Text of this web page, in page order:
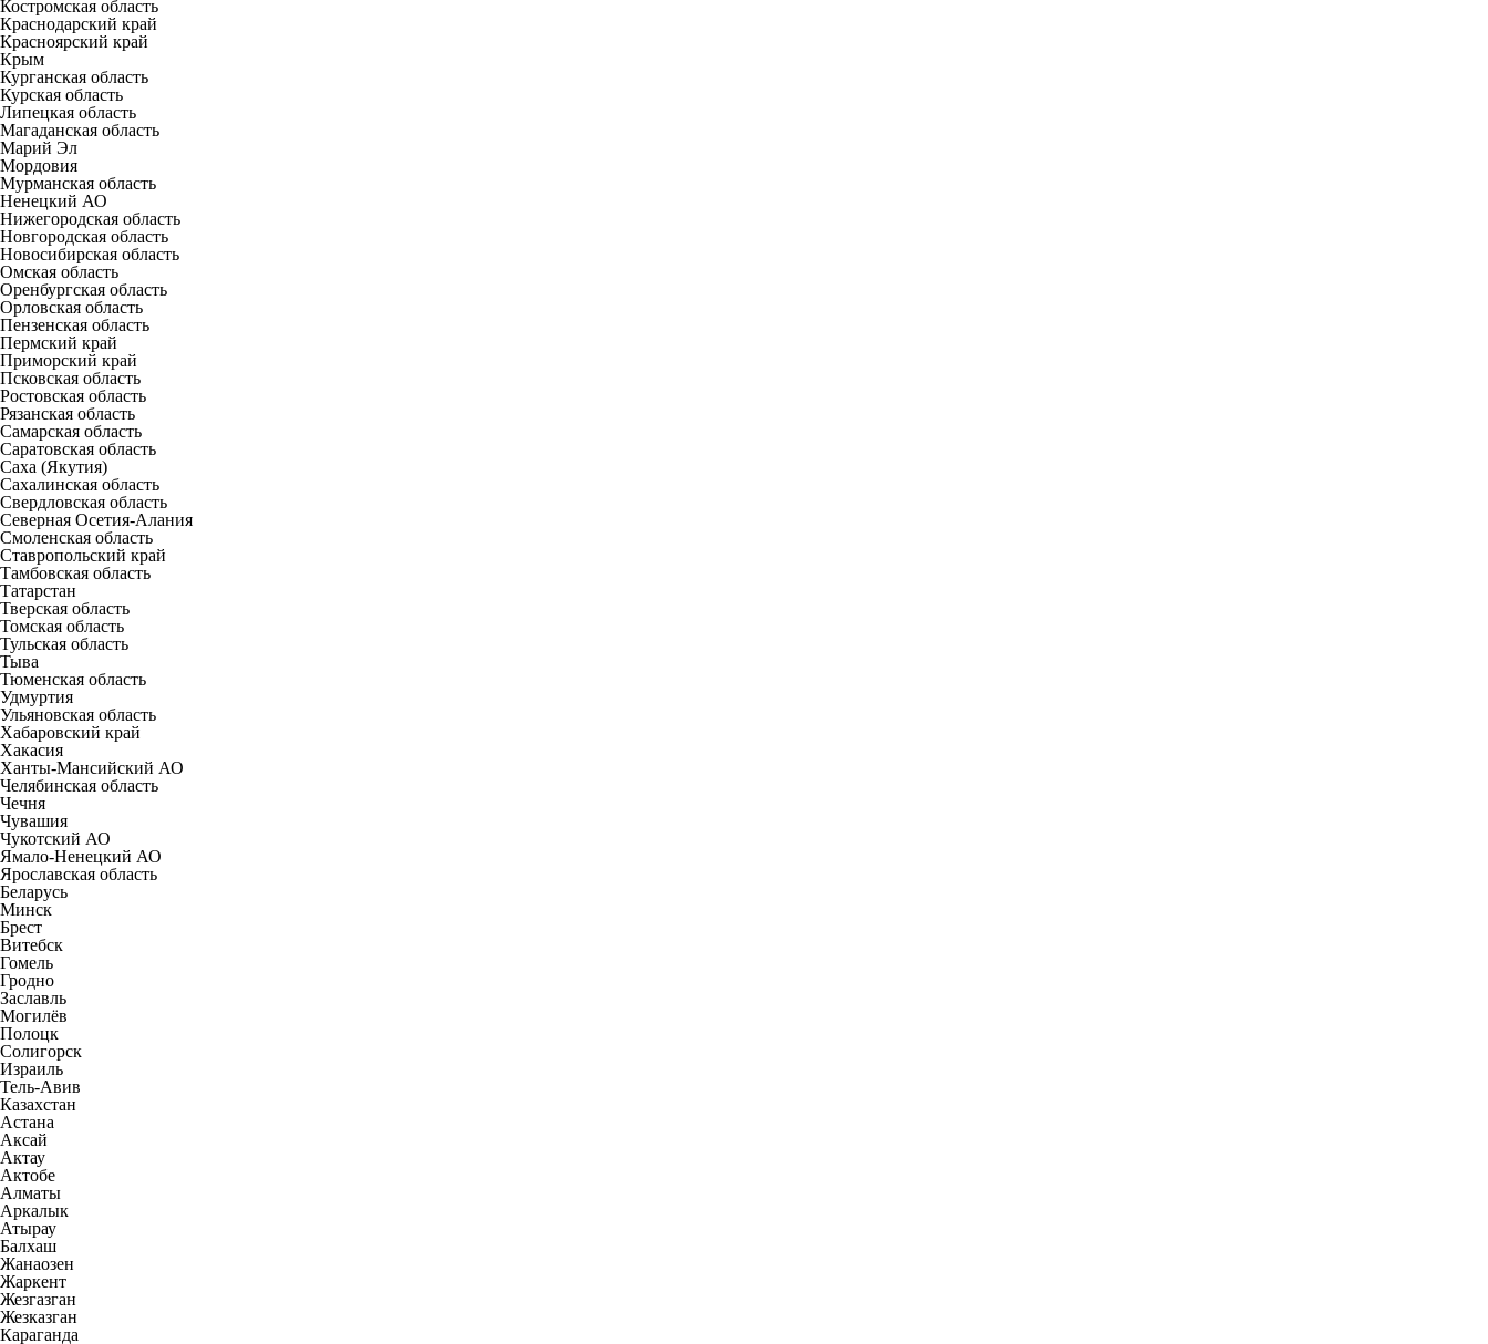
Костромская область
Краснодарский край
Красноярский край
Крым
Курганская область
Курская область
Липецкая область
Магаданская область
Марий Эл
Мордовия
Мурманская область
Ненецкий АО
Нижегородская область
Новгородская область
Новосибирская область
Омская область
Оренбургская область
Орловская область
Пензенская область
Пермский край
Приморский край
Псковская область
Ростовская область
Рязанская область
Самарская область
Саратовская область
Саха (Якутия)
Сахалинская область
Свердловская область
Северная Осетия-Алания
Смоленская область
Ставропольский край
Тамбовская область
Татарстан
Тверская область
Томская область
Тульская область
Тыва
Тюменская область
Удмуртия
Ульяновская область
Хабаровский край
Хакасия
Ханты-Мансийский АО
Челябинская область
Чечня
Чувашия
Чукотский АО
Ямало-Ненецкий АО
Ярославская область
Беларусь
Минск
Брест
Витебск
Гомель
Гродно
Заславль
Могилёв
Полоцк
Солигорск
Израиль
Тель-Авив
Казахстан
Астана
Аксай
Актау
Актобе
Алматы
Аркалык
Атырау
Балхаш
Жанаозен
Жаркент
Жезгазган
Жезказган
Караганда